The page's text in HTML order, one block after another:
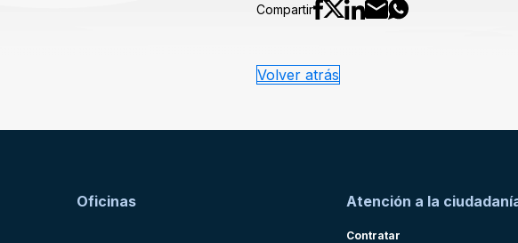
Compartir
Volver atrás
Oficinas Atención a la
Contratar